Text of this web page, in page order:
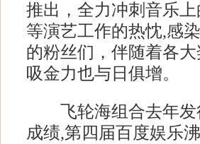
推出，全力冲刺音乐
等演艺工作的热忱,感
的粉丝们，伴随着各
吸金力也与日俱增。
飞轮海组合去年发
成绩,第四届百度娱乐